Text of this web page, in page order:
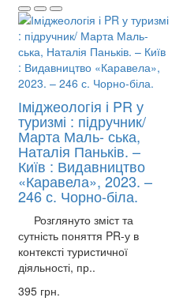
Іміджеологія і PR у
туризмі : підручник/
Марта Маль- ська,
Наталія Паньків. –
Київ : Видавництво
«Каравела», 2023. –
246 с. Чорно-біла.
Розглянуто зміст та
сутність поняття PR-у в
контексті туристичної
діяльності, пр..
395 грн.